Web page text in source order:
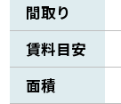
間取り
賃料目安
面積